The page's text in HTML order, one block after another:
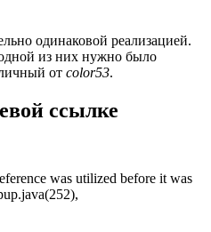
одинаковой реализацией.
из них нужно было
от color53.
ссылке
was utilized before it was